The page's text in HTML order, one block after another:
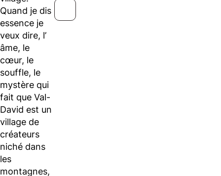
Quand je dis
essence je
veux dire, l’
âme, le
cœur, le
souffle, le
mystère qui
fait que Val-
David est un
village de
créateurs
niché dans
les
montagnes,